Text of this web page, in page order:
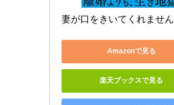
妻が口をきいてくれません
Amazonで見る
楽天ブックスで見る